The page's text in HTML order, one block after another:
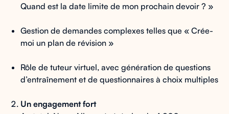
Quand est la date limite de mon prochain devoir ? »
Gestion de demandes complexes telles que « Crée-
moi un plan de révision »
Rôle de tuteur virtuel, avec génération de questions
d’entraînement et de questionnaires à choix multiples
Un engagement fort